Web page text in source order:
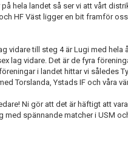
hela landet så ser vi att vårt
HF Väst ligger en bit framför
vidare till steg 4 är Lugi med hela
lag vidare. Det är de fyra
i landet hittar vi således
Torslanda, Ystads IF och våra
Ni gör att det är häftigt att
med spännande matcher i USM